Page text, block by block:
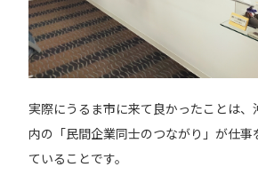
実際にうるま市に来て良かったことは、
内の「民間企業同士のつながり」が仕事
ていることです。